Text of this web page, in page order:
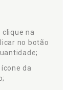
na
no botão
da